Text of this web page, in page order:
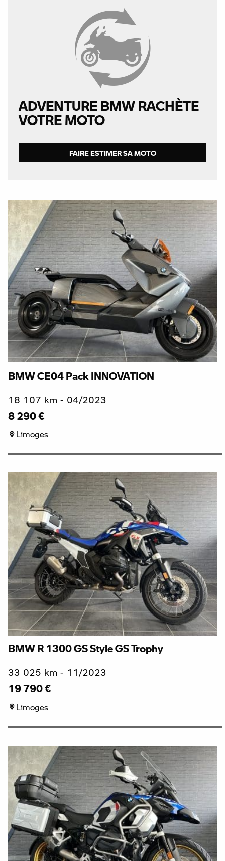
ADVENTURE BMW RACHÈTE
VOTRE MOTO
FAIRE ESTIMER SA MOTO
BMW CE04 Pack INNOVATION
18 107 km - 04/2023
8 290 €
Limoges
BMW R 1300 GS Style GS Trophy
33 025 km - 11/2023
19 790 €
Limoges